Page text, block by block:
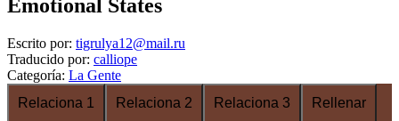
Emotional States
Escrito por: tigrulya12@mail.ru
Traducido por: calliope
Categoría: La Gente
Relaciona 1
Relaciona 2 Relaciona 3 Rellenar